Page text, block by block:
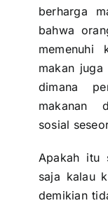
berharga
bahwa
memenuhi
makan
dimana
makanan
sosial
Apakah itu
saja kalau
demikian